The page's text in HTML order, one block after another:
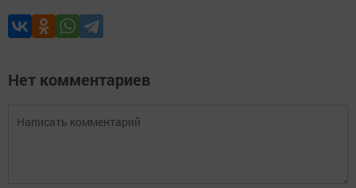
Нет комментариев